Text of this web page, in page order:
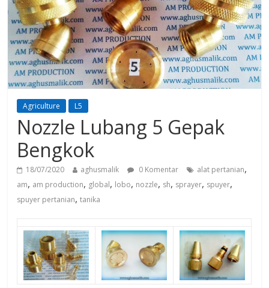
Agriculture L5
Nozzle Lubang 5 Gepak
Bengkok
18/07/2020 aghusmalik 0 Komentar alat pertanian,
am, am production, global, lobo, nozzle, sh, sprayer, spuyer,
spuyer pertanian,tanika